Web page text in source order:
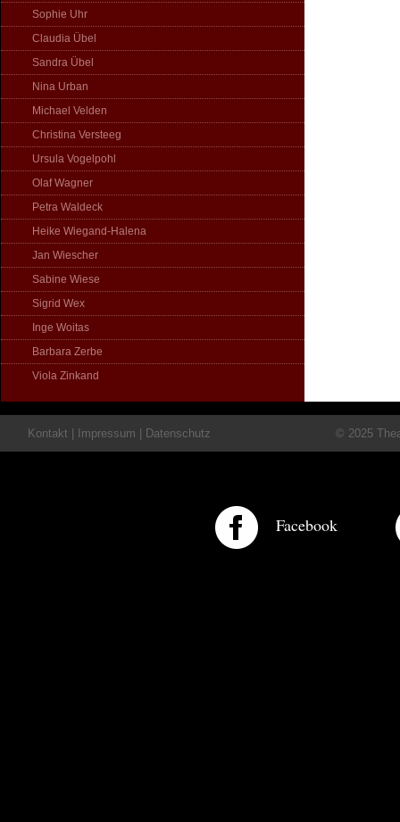
Sophie Uhr
Claudia Übel
Sandra Übel
Nina Urban
Michael Velden
Christina Versteeg
Ursula Vogelpohl
Olaf Wagner
Petra Waldeck
Heike Wiegand-Halena
Jan Wiescher
Sabine Wiese
Sigrid Wex
Inge Woitas
Barbara Zerbe
Viola Zinkand
Kontakt Impressum Datenschutz © 2025
Facebook